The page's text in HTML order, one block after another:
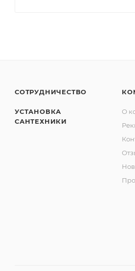
СОТРУДНИЧЕСТВО
УСТАНОВКА
САНТЕХНИКИ
О